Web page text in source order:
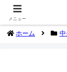
2014年1
ホーム
メニュー